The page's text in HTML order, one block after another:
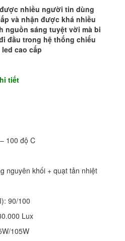
nhiều người tin dùng
và nhận được khá nhiều
nguồn sáng tuyệt vời mà bi
đầu trong hệ thống chiếu
cao cấp
tiết
100 độ C
nguyên khối + quạt tản nhiệt
90/100
Lux
105W